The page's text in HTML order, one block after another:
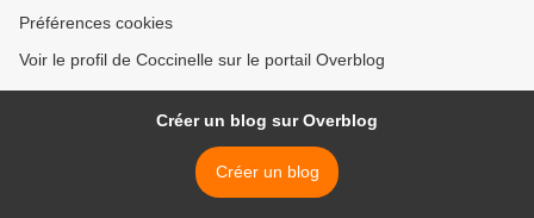
Préférences cookies
Voir le profil de Coccinelle sur le portail Overblog
Créer un blog sur Overblog
Créer un blog